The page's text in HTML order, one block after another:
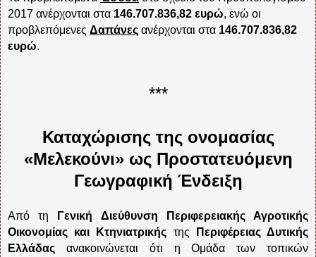
2017 ανέρχονται στα 146.707.836,82 ευρώ, ενώ οι
προβλεπόμενες Δαπάνες ανέρχονται στα 146.707.836,82
ευρώ.
***
Καταχώρισης της ονομασίας
«Μελεκούνι» ως Προστατευόμενη
Γεωγραφική Ένδειξη
Από τη
Γενική Διεύθυνση Περιφερειακής Αγροτικής
Οικονομίας και Κτηνιατρικής της
Περιφέρειας Δυτικής
Ελλάδας ανακοινώνεται ότι η Ομάδα των τοπικών